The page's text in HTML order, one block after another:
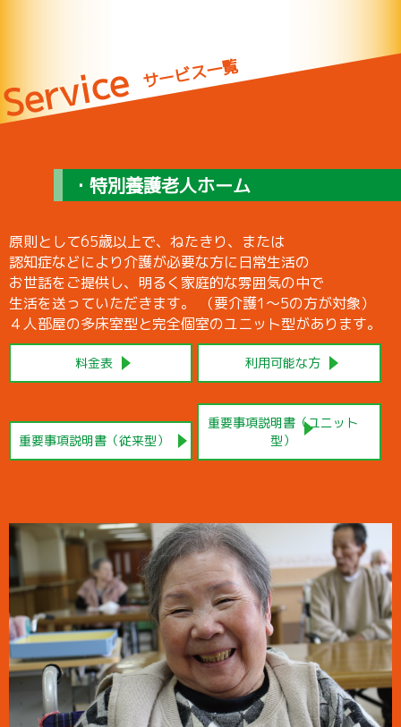
サービス一覧
・特別養護老人ホーム
原則として65歳以上で、ねたきり、または
認知症などにより介護が必要な方に日常生活の
お世話をご提供し、明るく家庭的な雰囲気の中で
生活を送っていただきます。 （要介護1～5の方が対象）
４人部屋の多床室型と完全個室のユニット型があります。
料金表 利用可能な方
重要事項説明書（従来型）
重要事項説明書（ユニット
型）